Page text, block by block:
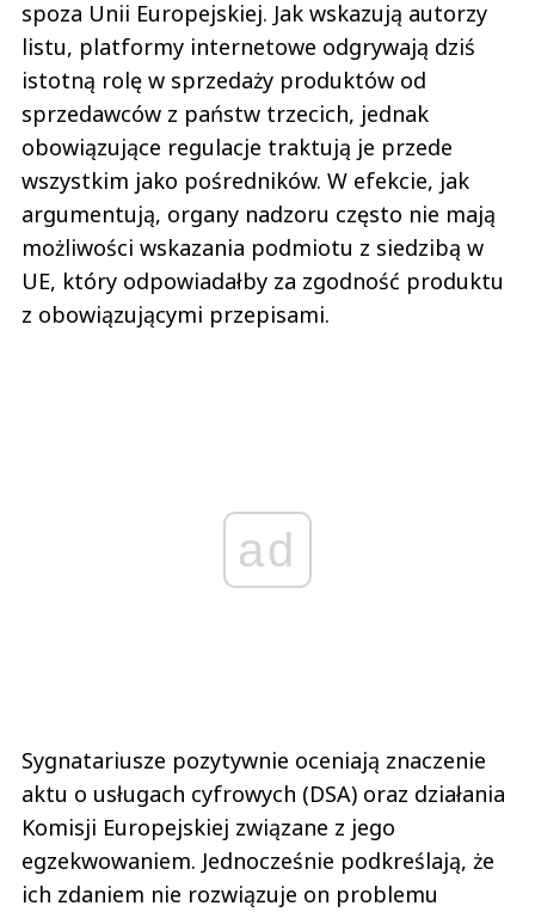
spoza Unii Europejskiej. Jak wskazują autorzy
listu, platformy internetowe odgrywają dziś
istotną rolę w sprzedaży produktów od
sprzedawców z państw trzecich, jednak
obowiązujące regulacje traktują je przede
wszystkim jako pośredników. W efekcie, jak
argumentują, organy nadzoru często nie mają
możliwości wskazania podmiotu z siedzibą w
UE, który odpowiadałby za zgodność produktu
z obowiązującymi przepisami.
ad
Sygnatariusze pozytywnie oceniają znaczenie
aktu o usługach cyfrowych (DSA) oraz działania
Komisji Europejskiej związane z jego
egzekwowaniem. Jednocześnie podkreślają, że
ich zdaniem nie rozwiązuje on problemu